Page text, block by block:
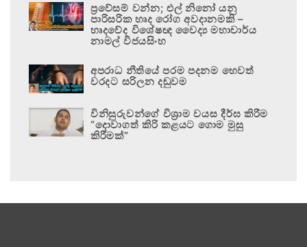
ප්‍රවේසම් වන්න; එල් නිනෝ යනු
පාරිසරික හෘද රෝග අවදානමකි –
හෘදවේද විශේෂඥ වෛද්‍ය මහාචාර්ය
නාමල් විජයසිංහ
අපරාධ නීතියේ පරම පදනම හෙවත්
වරදට සරිලන දඬුවම
විනිසුරුවන්ගේ විශ්‍රාම වයස දීර්ඝ කිරීම
“දොවාගත් කිරි කළයට ගොම මුසු
කිරීමක්”